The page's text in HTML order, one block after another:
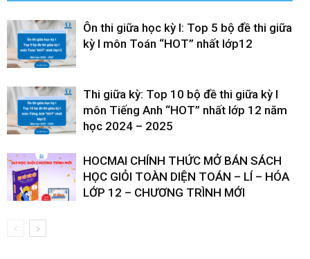
Ôn thi giữa học kỳ I: Top 5 bộ đề thi giữa
kỳ I môn Toán “HOT” nhất lớp12
Thi giữa kỳ: Top 10 bộ đề thi giữa kỳ I
môn Tiếng Anh “HOT” nhất lớp 12 năm
học 2024 – 2025
HOCMAI CHÍNH THỨC MỞ BÁN SÁCH
HỌC GIỎI TOÀN DIỆN TOÁN – LÍ – HÓA
LỚP 12 – CHƯƠNG TRÌNH MỚI